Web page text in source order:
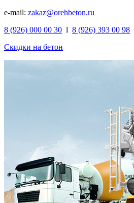
e-mail: zakaz@orehbeton.ru
8 (926) 000 00 30 l 8 (926) 393 00 98
Скидки на бетон